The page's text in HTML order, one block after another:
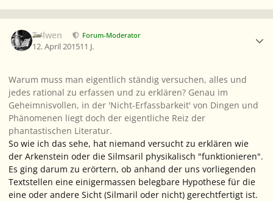
Tolwen Forum-Moderator
12. April 201511 J.
Warum muss man eigentlich ständig versuchen, alles und
jedes rational zu erfassen und zu erklären? Genau im
Geheimnisvollen, in der 'Nicht-Erfassbarkeit' von Dingen und
Phänomenen liegt doch der eigentliche Reiz der
phantastischen Literatur.
So wie ich das sehe, hat niemand versucht zu erklären wie
der Arkenstein oder die Silmsaril physikalisch "funktionieren".
Es ging darum zu erörtern, ob anhand der uns vorliegenden
Textstellen eine einigermassen belegbare Hypothese für die
eine oder andere Sicht (Silmaril oder nicht) gerechtfertigt ist.